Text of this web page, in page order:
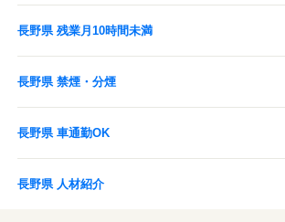
長野県 残業月10時間未満
長野県 禁煙・分煙
長野県 車通勤OK
長野県 人材紹介